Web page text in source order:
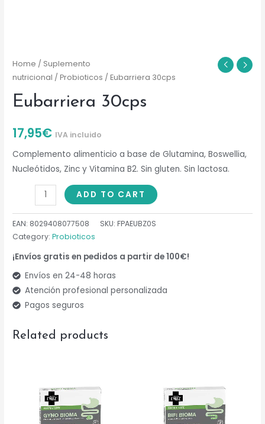
Home / Suplemento
nutricional /Probioticos / Eubarriera 30cps
Eubarriera 30cps
17,95€ IVA incluido
Complemento alimenticio a base de Glutamina, Boswellia,
Nucleótidos, Zinc y Vitamina B2. Sin gluten. Sin lactosa.
Eubarriera
30cps
quantity
ADD TO CART
EAN: 8029408077508 SKU:FPAEUBZ0S
Category:Probioticos
¡Envíos gratis en pedidos a partir de 100€!
Envíos en 24-48 horas
Atención profesional personalizada
Pagos seguros
Related products